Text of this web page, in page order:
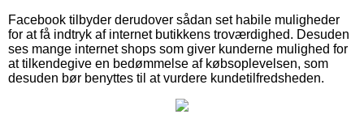
Facebook tilbyder derudover sådan set habile muligheder
for at få indtryk af internet butikkens troværdighed. Desuden
ses mange internet shops som giver kunderne mulighed for
at tilkendegive en bedømmelse af købsoplevelsen, som
desuden bør benyttes til at vurdere kundetilfredsheden.